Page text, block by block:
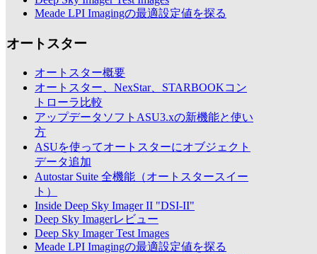
Meade LPI Imagingの最適設定値を探る
オートスター
オートスター概要
オートスター、NexStar、STARBOOKコン
トローラ比較
アップデータソフトASU3.xの新機能と使い
方
ASUを使ってオートスターにオブジェクト
データ追加
Autostar Suite 全機能（オートスタースイー
ト）
Inside Deep Sky Imager II "DSI-II"
Deep Sky Imagerレビュー
Deep Sky Imager Test Images
Meade LPI Imagingの最適設定値を探る